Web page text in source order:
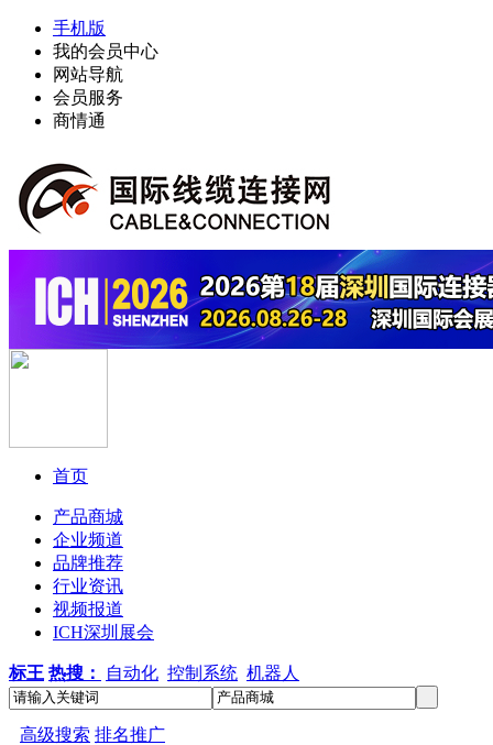
手机版
我的会员中心
网站导航
会员服务
商情通
首页
产品商城
企业频道
品牌推荐
行业资讯
视频报道
ICH深圳展会
标王 热搜： 自动化 控制系统 机器人
高级搜索 排名推广